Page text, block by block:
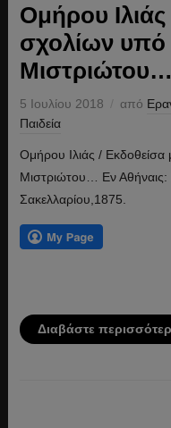
Ομήρου
σχολίων υπό
Μιστριώτου…
5 Ιουλίου 2018 από
Παιδεία
Ομήρου Ιλιάς /
Μιστριώτου… Εν
Σακελλαρίου,1875.
Διαβάστε